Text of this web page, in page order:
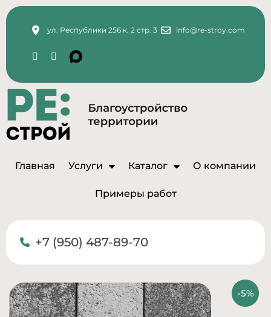
ул. Республики 256 к. 2 стр. 3 info@re-stroy.com
Главная Услуги Каталог О компании
Примеры работ
+7 (950) 487-89-70